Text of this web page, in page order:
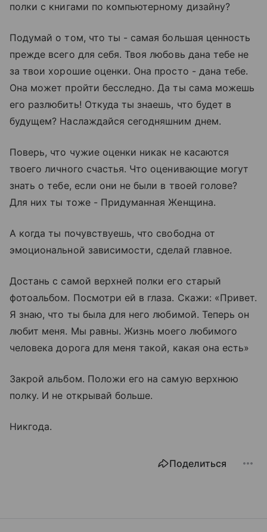
полки с книгами по компьютерному дизайну?
Подумай о том, что ты - самая большая ценность
прежде всего для себя. Твоя любовь дана тебе не
за твои хорошие оценки. Она просто - дана тебе.
Она может пройти бесследно. Да ты сама можешь
его разлюбить! Откуда ты знаешь, что будет в
будущем? Наслаждайся сегодняшним днем.
Поверь, что чужие оценки никак не касаются
твоего личного счастья. Что оценивающие могут
знать о тебе, если они не были в твоей голове?
Для них ты тоже - Придуманная Женщина.
А когда ты почувствуешь, что свободна от
эмоциональной зависимости, сделай главное.
Достань с самой верхней полки его старый
фотоальбом. Посмотри ей в глаза. Скажи: «Привет.
Я знаю, что ты была для него любимой. Теперь он
любит меня. Мы равны. Жизнь моего любимого
человека дорога для меня такой, какая она есть»
Закрой альбом. Положи его на самую верхнюю
полку. И не открывай больше.
Никгода.
Поделиться